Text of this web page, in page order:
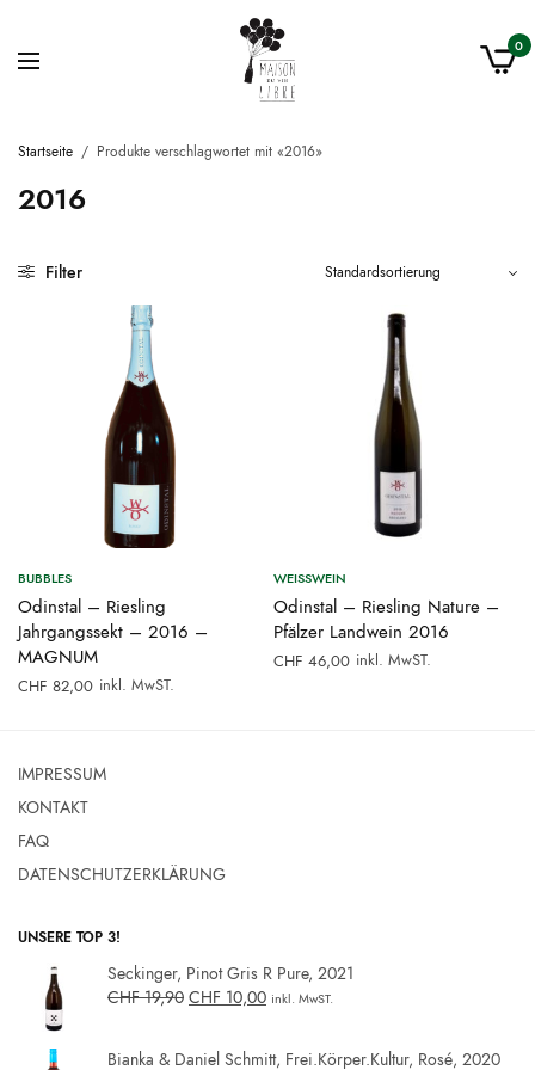
0
Startseite / Produkte verschlagwortet mit «2016»
2016
Filter
BUBBLES
Odinstal – Riesling
Jahrgangssekt – 2016 –
MAGNUM
CHF 82,00 inkl. MwST.
WEISSWEIN
Odinstal – Riesling Nature –
Pfälzer Landwein 2016
CHF 46,00 inkl. MwST.
IMPRESSUM
KONTAKT
FAQ
DATENSCHUTZERKLÄRUNG
UNSERE TOP 3!
Seckinger, Pinot Gris R Pure, 2021
CHF19,90 CHF 10,00 inkl. MwST.
Bianka & Daniel Schmitt, Frei.Körper.Kultur, Rosé, 2020